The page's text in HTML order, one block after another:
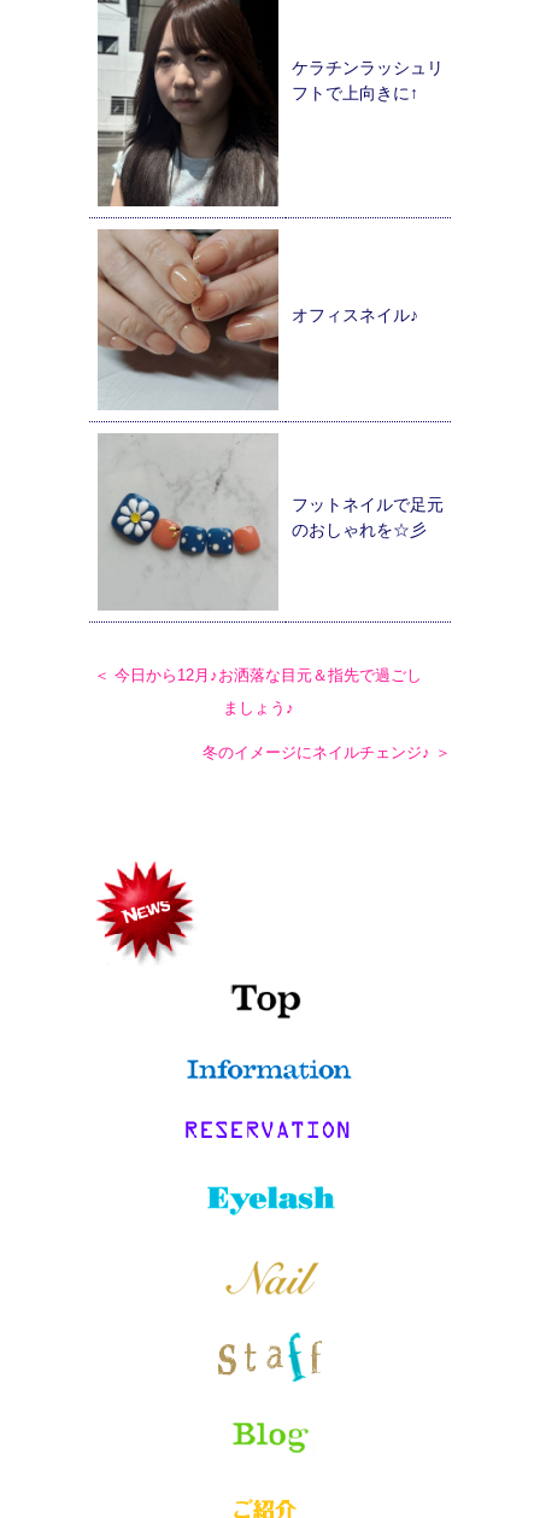
ケラチンラッシュリ
フトで上向きに↑
オフィスネイル♪
フットネイルで足元
のおしゃれを☆彡
＜ 今日から12月♪お洒落な目元＆指先で過ごし
ましょう♪
冬のイメージにネイルチェンジ♪ ＞